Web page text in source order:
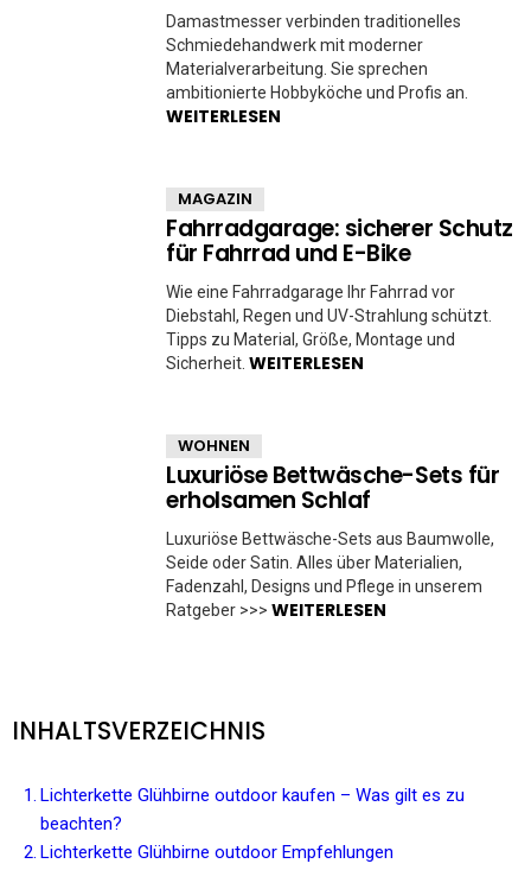
Damastmesser verbinden traditionelles
Schmiedehandwerk mit moderner
Materialverarbeitung. Sie sprechen
ambitionierte Hobbyköche und Profis an.
WEITERLESEN
MAGAZIN
Fahrradgarage: sicherer Schutz
für Fahrrad und E-Bike
Wie eine Fahrradgarage Ihr Fahrrad vor
Diebstahl, Regen und UV-Strahlung schützt.
Tipps zu Material, Größe, Montage und
Sicherheit. WEITERLESEN
WOHNEN
Luxuriöse Bettwäsche-Sets für
erholsamen Schlaf
Luxuriöse Bettwäsche-Sets aus Baumwolle,
Seide oder Satin. Alles über Materialien,
Fadenzahl, Designs und Pflege in unserem
Ratgeber >>> WEITERLESEN
INHALTSVERZEICHNIS
Lichterkette Glühbirne outdoor kaufen – Was gilt es zu
beachten?
Lichterkette Glühbirne outdoor Empfehlungen